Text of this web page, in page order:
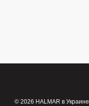
© 2026 HALMAR в Украине